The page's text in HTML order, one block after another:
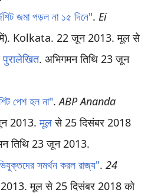
জমা পড়ল না ১৫ দিনে". Ei
Kolkata. 22 जून 2013. मूल से
पुरालेखित. अभिगमन तिथि 23 जून
পেশ হল না".ABP Ananda
2013.मूलसे 25 दिसंबर 2018
तिथि 23 जून 2013.
সমর্থন করল রাজ্য". 24
मूल से 25 दिसंबर 2018 को